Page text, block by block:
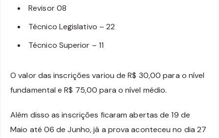
Revisor 08
Técnico Legislativo – 22
Técnico Superior – 11
O valor das inscrições variou de R$ 30,00 para o nível
fundamental e R$ 75,00 para o nível médio.
Além disso as inscrições ficaram abertas de 19 de
Maio até 06 de Junho, já a prova aconteceu no dia 27